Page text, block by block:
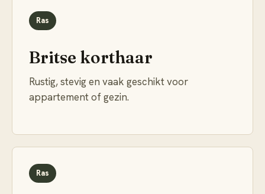
Ras
Britse korthaar
Rustig, stevig en vaak geschikt voor
appartement of gezin.
Ras